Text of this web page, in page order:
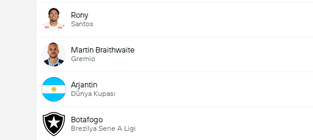
Rony
Santos
Martin Braithwaite
Gremio
Arjantin
Dünya Kupası
Botafogo
Brezilya Serie A Ligi